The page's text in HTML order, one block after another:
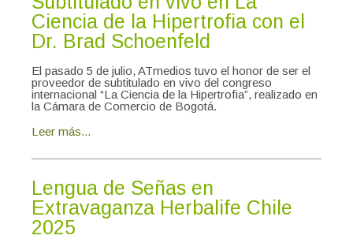
Ciencia de la Hipertrofia con el
Dr. Brad Schoenfeld
El pasado 5 de julio, ATmedios tuvo el honor de ser el
proveedor de subtitulado en vivo del congreso
internacional “La Ciencia de la Hipertrofia”, realizado en
la Cámara de Comercio de Bogotá.
Leer más...
Lengua de Señas en
Extravaganza Herbalife Chile
2025